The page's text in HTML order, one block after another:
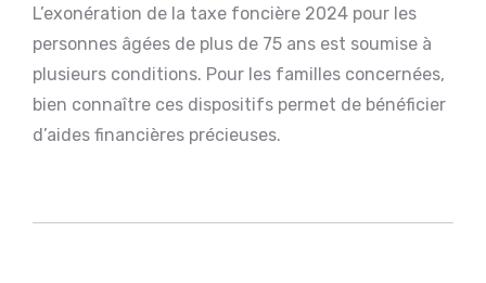
L’exonération de la taxe foncière 2024 pour les
personnes âgées de plus de 75 ans est soumise à
plusieurs conditions. Pour les familles concernées,
bien connaître ces dispositifs permet de bénéficier
d’aides financières précieuses.